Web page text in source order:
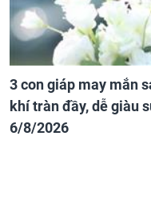
3 con giáp may mắn
khí tràn đầy, dễ giàu
6/8/2026